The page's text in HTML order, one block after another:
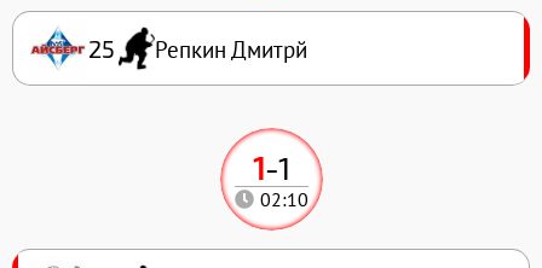
1-1
02:10
25 Репкин Дмитрй